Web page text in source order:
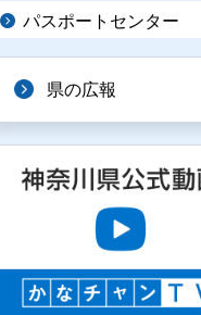
パスポートセンター
県の広報